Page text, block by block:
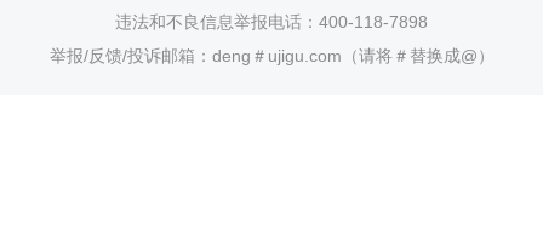
违法和不良信息举报电话：400-118-7898
举报/反馈/投诉邮箱：deng＃ujigu.com（请将＃替换成@）